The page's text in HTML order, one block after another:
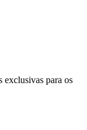
exclusivas para os